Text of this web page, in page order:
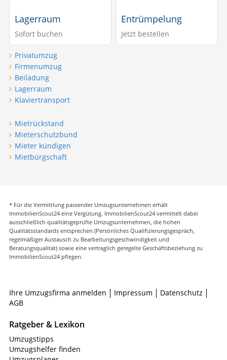
Lagerraum
Sofort buchen
Entrümpelung
Jetzt bestellen
Privatumzug
Firmenumzug
Beiladung
Lagerraum
Klaviertransport
Mietrückstand
Mieterschutzbund
Mieter kündigen
Mietbürgschaft
* Für die Vermittlung passender Umzugsunternehmen erhält
ImmobilienScout24 eine Vergütung. ImmobilienScout24 vermittelt dabei
ausschließlich qualitätsgeprüfte Umzugsunternehmen, die hohen
Qualitätsstandards entsprechen (Persönliches Qualifizierungsgespräch,
regelmäßiger Austausch zu Bearbeitungsgeschwindigkeit und
Beratungsqualität) sowie eine vertraglich geregelte Geschäftsbeziehung zu
ImmobilienScout24 pflegen.
Ihre Umzugsfirma anmelden Impressum
Datenschutz
AGB
Ratgeber & Lexikon
Umzugstipps
Umzugshelfer finden